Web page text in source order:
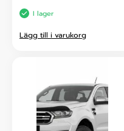
I lager
Lägg till i varukorg